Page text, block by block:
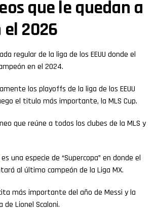
que le quedan a
el 2026
regular de la liga de los EEUU donde el
en el 2024.
los playoffs de la liga de los EEUU
el titulo más importante, la MLS Cup.
que reúne a todos los clubes de la MLS y
es una especie de “Supercopa” en donde el
al último campeón de la Liga MX.
más importante del año de Messi y la
de Lionel Scaloni.